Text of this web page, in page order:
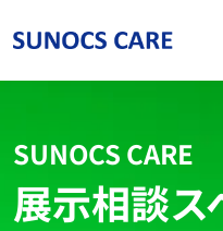
Home 展示相談スペース
SUNOCS CARE
展示相談ス